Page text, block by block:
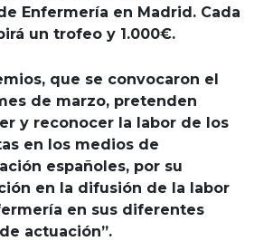
Enfermería en Madrid. Cada
un trofeo y 1.000€.
que se convocaron el
de marzo, pretenden
y reconocer la labor de los
en los medios de
españoles, por su
en la difusión de la labor
en sus diferentes
actuación”.